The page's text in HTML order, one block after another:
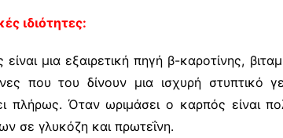
ιδιότητες:
μια εξαιρετική πηγή β-καροτίνης,
που του δίνουν μια ισχυρή στυπτικό
πλήρως. Όταν ωριμάσει ο καρπός είναι
σε γλυκόζη και πρωτεΐνη.